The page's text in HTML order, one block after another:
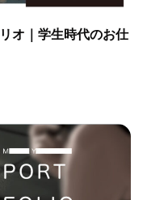
オ｜学生時代のお仕